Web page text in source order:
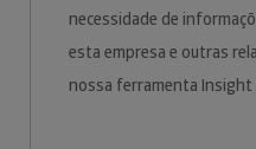
necessidade de
esta empresa e outras
nossa ferramenta Insight